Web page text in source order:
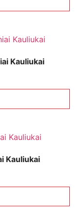
Kauliukai
Kauliukai